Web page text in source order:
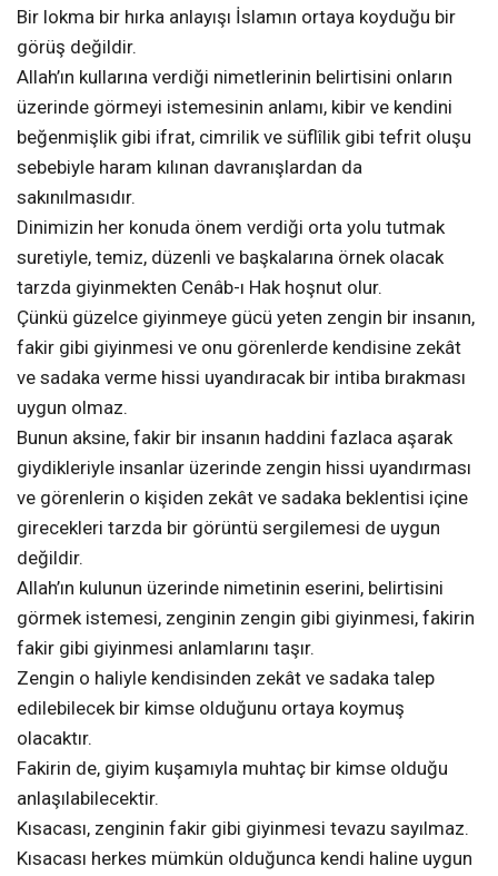
Bir lokma bir hırka anlayışı İslamın ortaya koyduğu bir
görüş değildir.
Allah’ın kullarına verdiği nimetlerinin belirtisini onların
üzerinde görmeyi istemesinin anlamı, kibir ve kendini
beğenmişlik gibi ifrat, cimrilik ve süflîlik gibi tefrit oluşu
sebebiyle haram kılınan davranışlardan da
sakınılmasıdır.
Dinimizin her konuda önem verdiği orta yolu tutmak
suretiyle, temiz, düzenli ve başkalarına örnek olacak
tarzda giyinmekten Cenâb-ı Hak hoşnut olur.
Çünkü güzelce giyinmeye gücü yeten zengin bir insanın,
fakir gibi giyinmesi ve onu görenlerde kendisine zekât
ve sadaka verme hissi uyandıracak bir intiba bırakması
uygun olmaz.
Bunun aksine, fakir bir insanın haddini fazlaca aşarak
giydikleriyle insanlar üzerinde zengin hissi uyandırması
ve görenlerin o kişiden zekât ve sadaka beklentisi içine
girecekleri tarzda bir görüntü sergilemesi de uygun
değildir.
Allah’ın kulunun üzerinde nimetinin eserini, belirtisini
görmek istemesi, zenginin zengin gibi giyinmesi, fakirin
fakir gibi giyinmesi anlamlarını taşır.
Zengin o haliyle kendisinden zekât ve sadaka talep
edilebilecek bir kimse olduğunu ortaya koymuş
olacaktır.
Fakirin de, giyim kuşamıyla muhtaç bir kimse olduğu
anlaşılabilecektir.
Kısacası, zenginin fakir gibi giyinmesi tevazu sayılmaz.
Kısacası herkes mümkün olduğunca kendi haline uygun